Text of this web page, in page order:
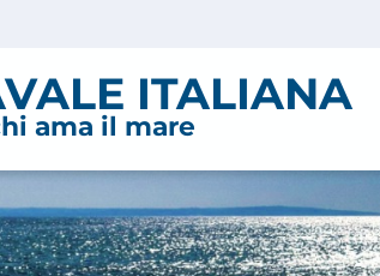
ITALIANA
ama il mare